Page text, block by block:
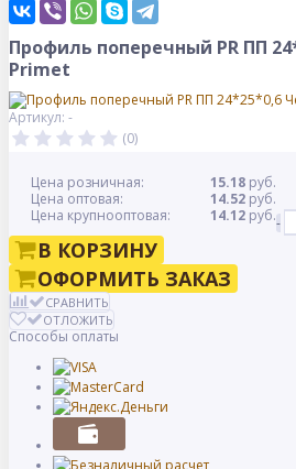
Профиль поперечный PR ПП
Primet
Артикул: -
(0)
Цена розничная: 15.18 руб.
Цена оптовая:
14.52 руб.
Цена крупнооптовая:
14.12 руб.-
В КОРЗИНУ
ОФОРМИТЬ ЗАКАЗ
СРАВНИТЬ
ОТЛОЖИТЬ
Способы оплаты